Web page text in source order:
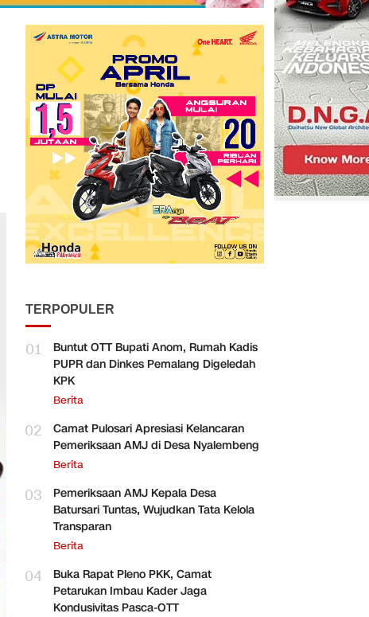
TERPOPULER
01
Buntut OTT Bupati Anom, Rumah Kadis
PUPR dan Dinkes Pemalang Digeledah
KPK
Berita
02
Camat Pulosari Apresiasi Kelancaran
Pemeriksaan AMJ di Desa Nyalembeng
Berita
03
Pemeriksaan AMJ Kepala Desa
Batursari Tuntas, Wujudkan Tata Kelola
Transparan
Berita
04
Buka Rapat Pleno PKK, Camat
Petarukan Imbau Kader Jaga
Kondusivitas Pasca-OTT